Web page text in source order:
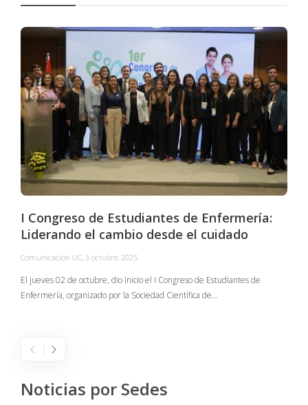
I Congreso de Estudiantes de Enfermería:
Liderando el cambio desde el cuidado
Comunicación UC, 3 octubre, 2025
El jueves 02 de octubre, dio inicio el I Congreso de Estudiantes de
Enfermería, organizado por la Sociedad Científica de…
Noticias por Sedes